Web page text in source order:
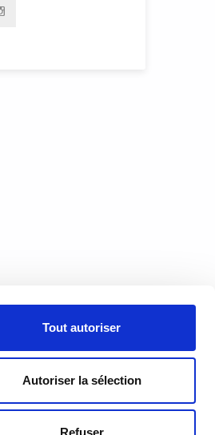
Tout autoriser
Autoriser la sélection
Refuser